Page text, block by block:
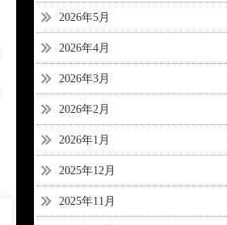
2026年5月
2026年4月
2026年3月
2026年2月
2026年1月
2025年12月
2025年11月